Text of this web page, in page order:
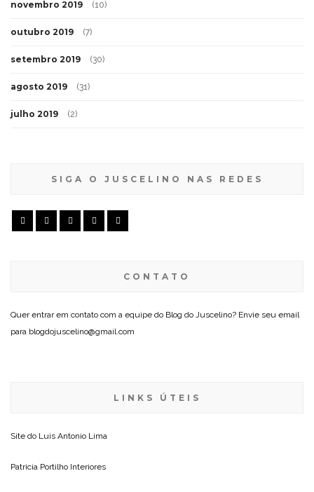
novembro 2019 (10)
outubro 2019 (7)
setembro 2019 (30)
agosto 2019 (31)
julho 2019 (2)
SIGA O JUSCELINO NAS REDES
CONTATO
Quer entrar em contato com a equipe do Blog do Juscelino? Envie seu email
para blogdojuscelino@gmail.com
LINKS ÚTEIS
Site do Luis Antonio Lima
Patricia Portilho Interiores